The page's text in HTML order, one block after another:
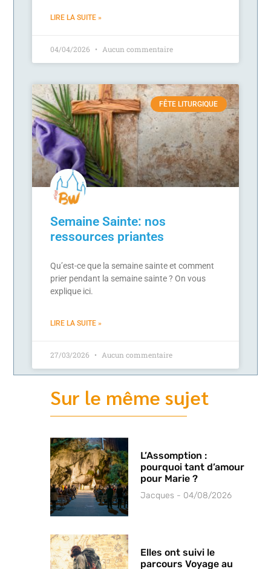
LIRE LA SUITE »
04/04/2026 Aucun commentaire
FÊTE LITURGIQUE
Semaine Sainte: nos
ressources priantes
Qu’est-ce que la semaine sainte et comment
prier pendant la semaine sainte ? On vous
explique ici.
LIRE LA SUITE »
27/03/2026 Aucun commentaire
Sur le même sujet
L’Assomption :
pourquoi tant d’amour
pour Marie ?
Jacques 04/08/2026
Elles ont suivi le
parcours Voyage au